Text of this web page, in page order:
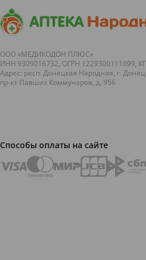
фрукты,
спелые
овощи и
станут
звездами...
ООО «МЕДИКОДОН ПЛЮС»
ИНН 9309016732, ОГРН 1229300111699,
Адрес: респ. Донецкая Народная, г.
пр-кт Павших Коммунаров, д. 95б
Способы оплаты на сайте